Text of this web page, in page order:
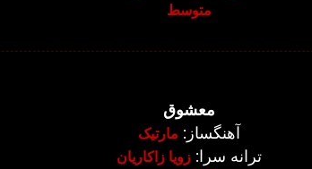
متوسط
معشوق
آهنگساز: مارتیک
ترانه سرا: زویا زاکاریان